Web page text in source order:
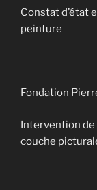
Constat d’état
peinture
Fondation
Intervention
couche